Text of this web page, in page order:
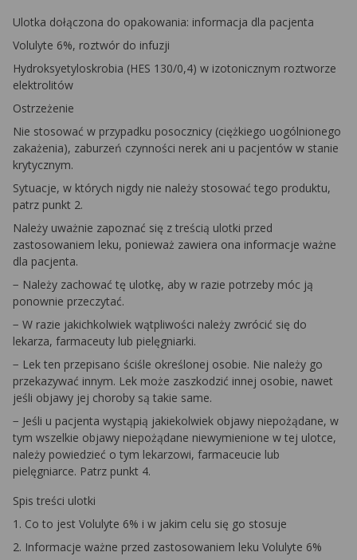
Ulotka dołączona do opakowania: informacja dla pacjenta
Volulyte 6%, roztwór do infuzji
Hydroksyetyloskrobia (HES 130/0,4) w izotonicznym roztworze
elektrolitów
Ostrzeżenie
Nie stosować w przypadku posocznicy (ciężkiego uogólnionego
zakażenia), zaburzeń czynności nerek ani u pacjentów w stanie
krytycznym.
Sytuacje, w których nigdy nie należy stosować tego produktu,
patrz punkt 2.
Należy uważnie zapoznać się z treścią ulotki przed
zastosowaniem leku, ponieważ zawiera ona informacje ważne
dla pacjenta.
− Należy zachować tę ulotkę, aby w razie potrzeby móc ją
ponownie przeczytać.
− W razie jakichkolwiek wątpliwości należy zwrócić się do
lekarza, farmaceuty lub pielęgniarki.
− Lek ten przepisano ściśle określonej osobie. Nie należy go
przekazywać innym. Lek może zaszkodzić innej osobie, nawet
jeśli objawy jej choroby są takie same.
− Jeśli u pacjenta wystąpią jakiekolwiek objawy niepożądane, w
tym wszelkie objawy niepożądane niewymienione w tej ulotce,
należy powiedzieć o tym lekarzowi, farmaceucie lub
pielęgniarce. Patrz punkt 4.
Spis treści ulotki
1. Co to jest Volulyte 6% i w jakim celu się go stosuje
2. Informacje ważne przed zastosowaniem leku Volulyte 6%